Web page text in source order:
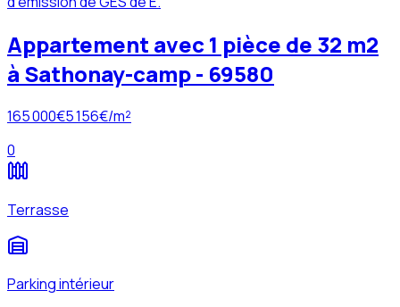
Appartement avec 1 pièce de 32 m2
à Sathonay-camp - 69580
165 000€5 156€/m²
0
Terrasse
Parking intérieur